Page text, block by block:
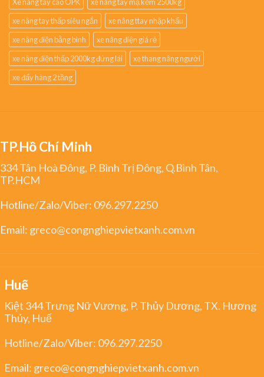
xe nâng tay thấp siêu ngắn
xe nâng ttay nhập khẩu
xe nâng điện bằng bình
xe nâng điện giá rẻ
xe nâng điện thấp 2000kg đứng lái
xe thang nâng người
xe đẩy hàng 2 tầng
TP.Hồ Chí Minh
334 Tân Hoà Đông, P. Bình Trị Đông, Q.Bình Tân,
TP.HCM
Hotline/Zalo/Viber: 096.297.2250
Email: greco@congnghiepvietxanh.com.vn
Huế
Kiệt 344 Trưng Nữ Vương, P. Thủy Dương, TX. Hương
Thủy, Huế
Hotline/Zalo/Viber: 096.297.2250
Email: greco@congnghiepvietxanh.com.vn